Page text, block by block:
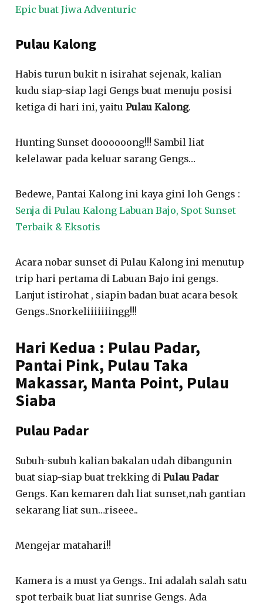
Epic buat Jiwa Adventuric
Pulau Kalong
Habis turun bukit n isirahat sejenak, kalian
kudu siap-siap lagi Gengs buat menuju posisi
ketiga di hari ini, yaituPulau Kalong.
Hunting Sunset doooooong!!! Sambil liat
kelelawar pada keluar sarang Gengs…
Bedewe, Pantai Kalong ini kaya gini loh Gengs :
Senja di Pulau Kalong Labuan Bajo, Spot Sunset
Terbaik & Eksotis
Acara nobar sunset di Pulau Kalong ini menutup
trip hari pertama di Labuan Bajo ini gengs.
Lanjut istirohat , siapin badan buat acara besok
Gengs..Snorkeliiiiiiingg!!!
Hari Kedua : Pulau Padar,
Pantai Pink, Pulau Taka
Makassar, Manta Point, Pulau
Siaba
Pulau Padar
Subuh-subuh kalian bakalan udah dibangunin
buat siap-siap buat trekking diPulau Padar
Gengs. Kan kemaren dah liat sunset,nah gantian
sekarang liat sun…riseee..
Mengejar matahari!!
Kamera is a must ya Gengs.. Ini adalah salah satu
spot terbaik buat liat sunrise Gengs. Ada